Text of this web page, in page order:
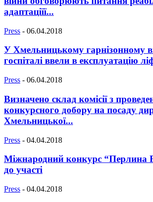
адаптаціїї...
Press - 06.04.2018
У Хмельницькому гарнізонному
госпіталі ввели в експлуатацію
Press - 06.04.2018
Визначено склад комісії з
конкурсного добору на посаду
Хмельницької...
Press - 04.04.2018
Міжнародний конкурс “Перлина
до участі
Press - 04.04.2018